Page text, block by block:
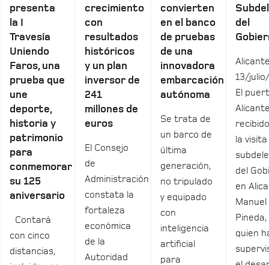
presenta
la I
Travesía
Uniendo
Faros, una
prueba que
une
deporte,
historia y
patrimonio
para
conmemorar
su 125
aniversario
Contará
con cinco
distancias,
crecimiento
con
resultados
históricos
y un plan
inversor de
241
millones de
euros
El Consejo
de
Administración
constata la
fortaleza
económica
de la
Autoridad
convierten
en el banco
de pruebas
de una
innovadora
embarcación
autónoma
Se trata de
un barco de
última
generación,
no tripulado
y equipado
con
inteligencia
artificial
para
del
13/
El
la
del
en
Manuel
Pineda,
quien